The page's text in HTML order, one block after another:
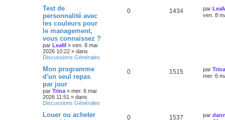
Test de
personnalité avec
les couleurs pour
le management,
vous connaissez ?
par LeaM » ven. 8 mai
2026 10:22 » dans
Discussions Générales
0 1434 par
ven. 8
Mon programme
d'un seul repas
par jour
par Trina » mer. 6 mai
2026 11:51 » dans
Discussions Générales
0 1515 par Trina
mer. 6
Louer ou acheter
0 1537 par